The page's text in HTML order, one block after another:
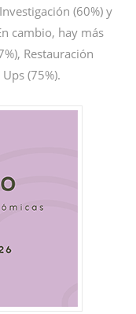
(60%) y
cambio, hay más
Restauración
(75%).